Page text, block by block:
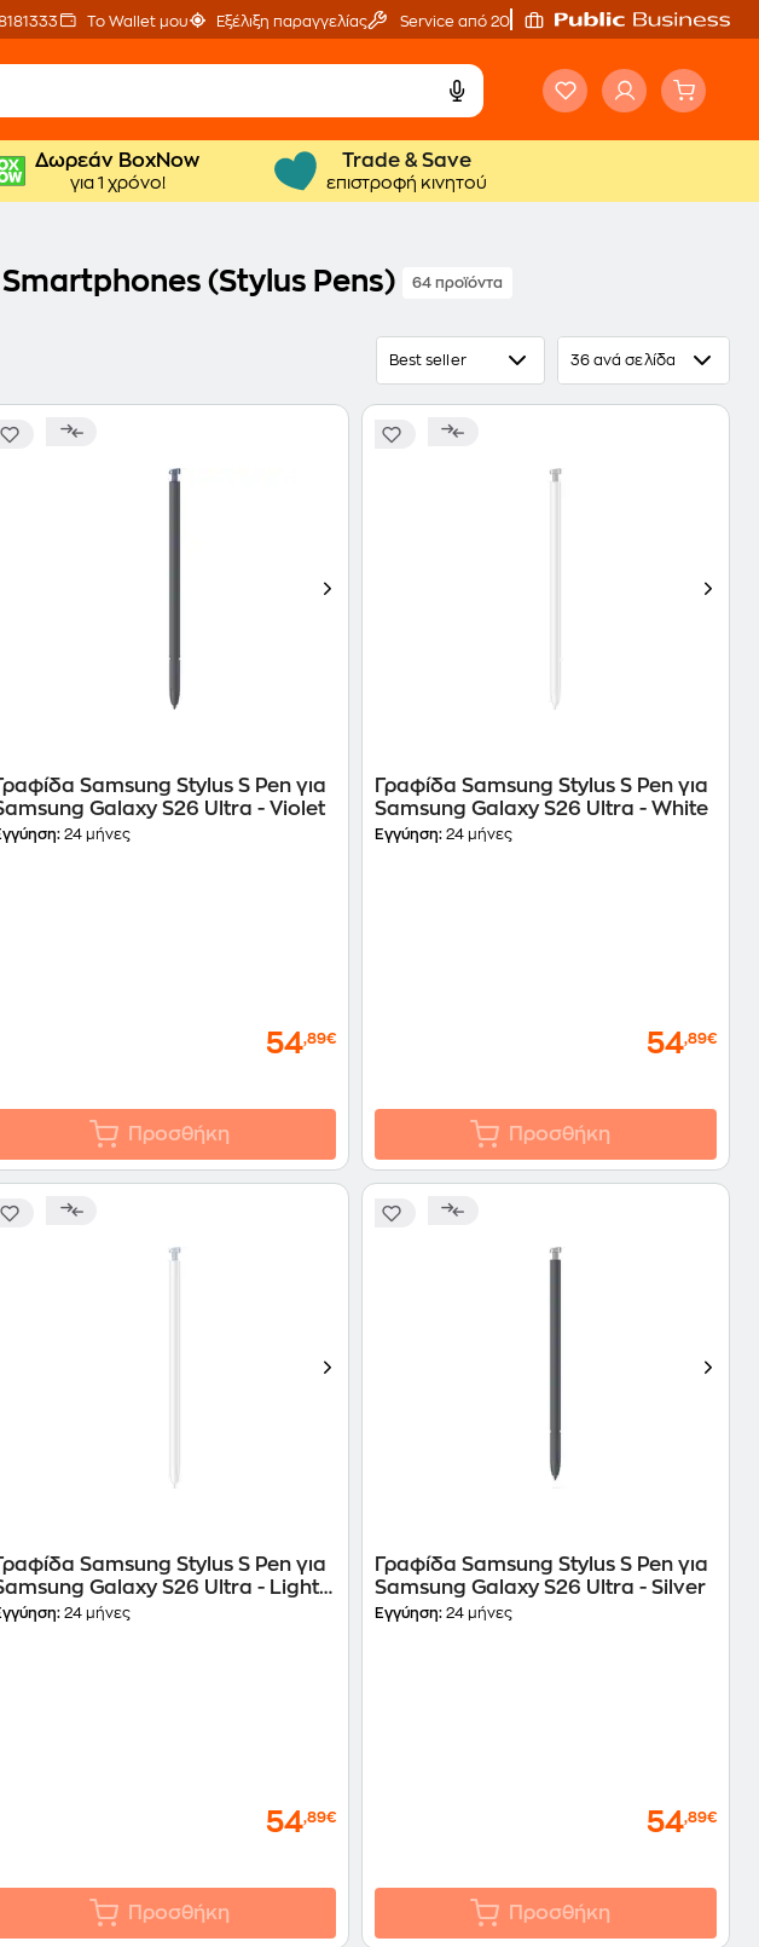
Το Wallet μου Εξέλιξη παραγγελίας Service από 20'
Δωρεάν BoxNow
για 1 χρόνο!
Trade & Save
επιστροφή κινητού
Smartphones (Stylus Pens) 64 προϊόντα
Best seller 36 ανά σελίδα
Samsung Stylus S Pen για
Galaxy S26 Ultra - Violet
24 μήνες
54,89€
Προσθήκη
Γραφίδα Samsung Stylus S Pen για
Samsung Galaxy S26 Ultra - White
Εγγύηση:24 μήνες
54,89€
Προσθήκη
Samsung Stylus S Pen για
Galaxy S26 Ultra - Light
24 μήνες
54,89€
Προσθήκη
Γραφίδα Samsung Stylus S Pen για
Samsung Galaxy S26 Ultra - Silver
Εγγύηση:24 μήνες
54,89€
Προσθήκη